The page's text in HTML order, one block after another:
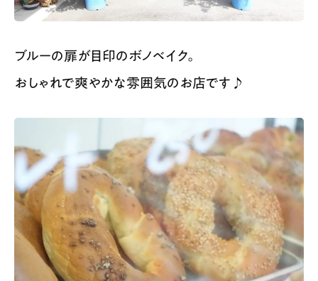
ブルーの扉が目印のボノベイク。
おしゃれで爽やかな雰囲気のお店です♪